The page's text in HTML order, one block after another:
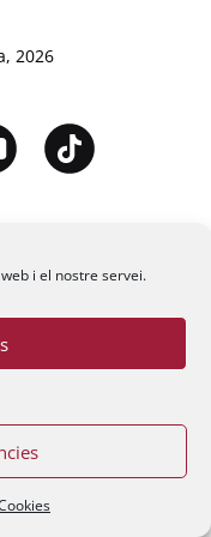
i el nostre servei.
2026